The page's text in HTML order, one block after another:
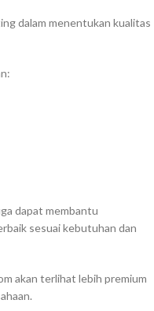
dalam menentukan kualitas
dapat membantu
sesuai kebutuhan dan
akan terlihat lebih premium